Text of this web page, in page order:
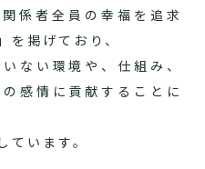
係者全員の幸福を追求
を掲げており、
ない環境や、仕組み、
感情に貢献することに
ています。